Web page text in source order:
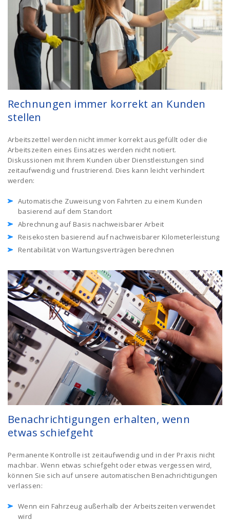
Rechnungen immer korrekt an Kunden
stellen
Arbeitszettel werden nicht immer korrekt ausgefüllt oder die
Arbeitszeiten eines Einsatzes werden nicht notiert.
Diskussionen mit Ihrem Kunden über Dienstleistungen sind
zeitaufwendig und frustrierend. Dies kann leicht verhindert
werden:
Automatische Zuweisung von Fahrten zu einem Kunden
basierend auf dem Standort
Abrechnung auf Basis nachweisbarer Arbeit
Reisekosten basierend auf nachweisbarer Kilometerleistung
Rentabilität von Wartungsverträgen berechnen
Benachrichtigungen erhalten, wenn
etwas schiefgeht
Permanente Kontrolle ist zeitaufwendig und in der Praxis nicht
machbar. Wenn etwas schiefgeht oder etwas vergessen wird,
können Sie sich auf unsere automatischen Benachrichtigungen
verlassen:
Wenn ein Fahrzeug außerhalb der Arbeitszeiten verwendet
wird